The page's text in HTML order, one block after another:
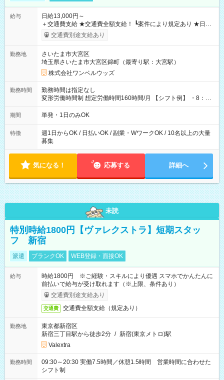
給与
日給13,000円～
＋交通費支給 ★交通費全額支給！ ┗案件により規定あり ★日払
いOK！（規定あり） ┗働いたその日に現金GET♪ お仕事後はコ
ンビニATMから 日払い分を引き落とせます！ 【試用期間】試
交通費別途支給あり
勤務地
さいたま市大宮区
埼玉県さいたま市大宮区錦町（最寄り駅：大宮駅）
株式会社ワンベルウッズ
勤務時間
勤務時間は指定なし
変形労働時間制 想定労働時間160時間/月 【シフト例】 ・8：00
～21：00
期間 単発・1日のみOK
特徴
週1日からOK / 日払いOK / 副業・WワークOK / 10名以上の大量
募集
気になる！ 応募する 詳細へ
未読
特別時給1800円【ヴァレクストラ】短期スタッ
フ 新宿
派遣 ブランクOK WEB登録・面接OK
給与
時給1800円 ※ご経験・スキルにより優遇 スマホでかんたんに
前払いで給与が受け取れます（※上限、条件あり）
交通費別途支給あり
交通費 交通費全額支給（規定あり）
勤務地
東京都新宿区
新宿三丁目駅から徒歩2分 / 新宿(東京メトロ)駅
Valextra
勤務時間
09:30～20:30 実働7.5時間／休憩1.5時間 営業時間に合わせた
シフト制